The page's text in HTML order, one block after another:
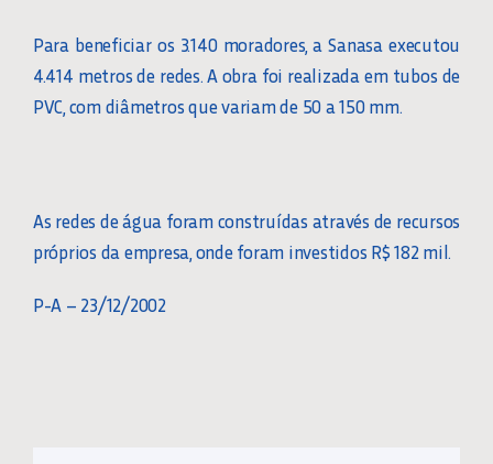
Para beneficiar os 3.140 moradores, a Sanasa executou
4.414 metros de redes. A obra foi realizada em tubos de
PVC, com diâmetros que variam de 50 a 150 mm.
As redes de água foram construídas através de recursos
próprios da empresa, onde foram investidos R$ 182 mil.
P-A – 23/12/2002